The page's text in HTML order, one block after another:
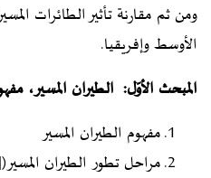
ومن ثم مقارنة تأثير الطائرات
الأوسط وإفريقيا.
المبحث الأوّل: الطيران المسير،
مفهوم الطيران المسير
مراحل تطور الطيران المسير(